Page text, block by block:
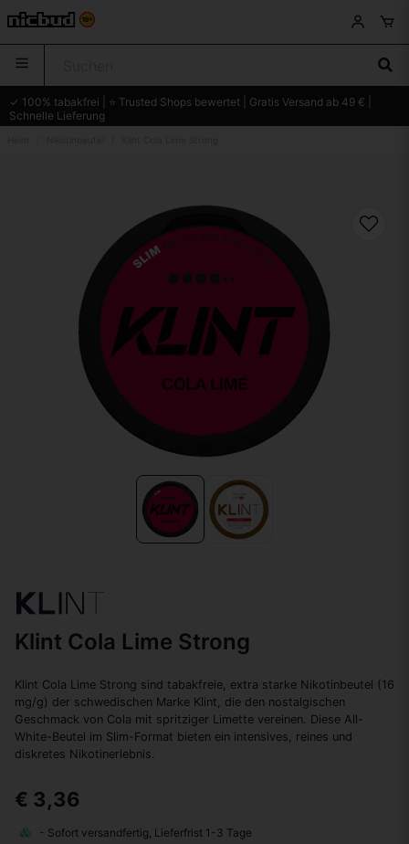
✓ 100% tabakfrei | ⭐ Trusted Shops bewertet | Gratis Versand ab 49 € |
Schnelle Lieferung
Klint Cola Lime Strong
Klint Cola Lime Strong sind tabakfreie, extra starke Nikotinbeutel (16
mg/g) der schwedischen Marke Klint, die den nostalgischen
Geschmack von Cola mit spritziger Limette vereinen. Diese All-
White-Beutel im Slim-Format bieten ein intensives, reines und
diskretes Nikotinerlebnis.
€ 3,36